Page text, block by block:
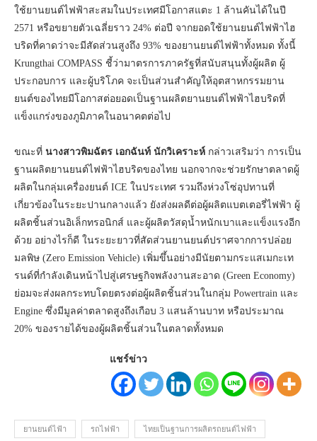
ใช้ยานยนต์ไฟฟ้าสะสมในประเทศมีโอกาสแตะ 1 ล้านคันได้ในปี
2571 หรือขยายตัวเฉลี่ยราว 24% ต่อปี จากยอดใช้ยานยนต์ไฟฟ้าไฮ
บริดที่คาดว่าจะมีสัดส่วนสูงถึง 93% ของยานยนต์ไฟฟ้าทั้งหมด ทั้งนี้
Krungthai COMPASS ชี้ว่ามาตรการภาครัฐที่สนับสนุนทั้งผู้ผลิต ผู้
ประกอบการ และผู้บริโภค จะเป็นส่วนสำคัญให้อุตสาหกรรมยาน
ยนต์ของไทยมีโอกาสต่อยอดเป็นฐานผลิตยานยนต์ไฟฟ้าไฮบริดที่
แข็งแกร่งของภูมิภาคในอนาคตต่อไป
ขณะที่ นางสาวพิมฉัตร เอกฉันท์ นักวิเคราะห์ กล่าวเสริมว่า การเป็น
ฐานผลิตยานยนต์ไฟฟ้าไฮบริดของไทย นอกจากจะช่วยรักษาตลาดผู้
ผลิตในกลุ่มเครื่องยนต์ ICE ในประเทศ รวมถึงห่วงโซ่อุปทานที่
เกี่ยวข้องในระยะปานกลางแล้ว ยังส่งผลดีต่อผู้ผลิตแบตเตอรี่ไฟฟ้า ผู้
ผลิตชิ้นส่วนอิเล็กทรอนิกส์ และผู้ผลิตวัสดุน้ำหนักเบาและแข็งแรงอีก
ด้วย อย่างไรก็ดี ในระยะยาวที่สัดส่วนยานยนต์ปราศจากการปล่อย
มลพิษ (Zero Emission Vehicle) เพิ่มขึ้นอย่างมีนัยตามกระแสเมกะเท
รนด์ที่กำลังเดินหน้าไปสู่เศรษฐกิจพลังงานสะอาด (Green Economy)
ย่อมจะส่งผลกระทบโดยตรงต่อผู้ผลิตชิ้นส่วนในกลุ่ม Powertrain และ
Engine ซึ่งมีมูลค่าตลาดสูงถึงเกือบ 3 แสนล้านบาท หรือประมาณ
20% ของรายได้ของผู้ผลิตชิ้นส่วนในตลาดทั้งหมด
แชร์ข่าว
ยานยนต์ไฟ้า รถไฟฟ้า ไทยเป็นฐานการผลิตรถยนต์ไฟฟ้า